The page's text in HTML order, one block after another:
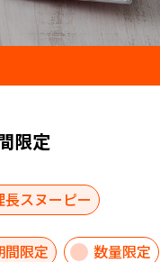
限定
長スヌーピー
間限定 数量限定